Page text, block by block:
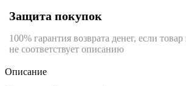
Защита покупок
100% гарантия возврата денег, если
не соответствует описанию
Описание